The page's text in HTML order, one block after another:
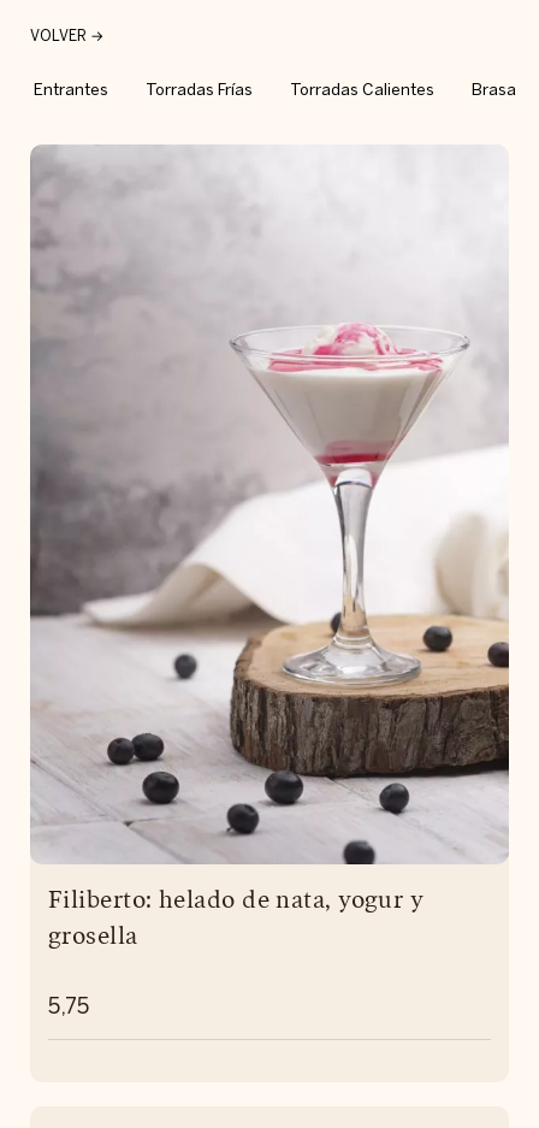
VOLVER →
Entrantes Torradas Frías Torradas Calientes Brasa
Filiberto: helado de nata, yogur y
grosella
5,75